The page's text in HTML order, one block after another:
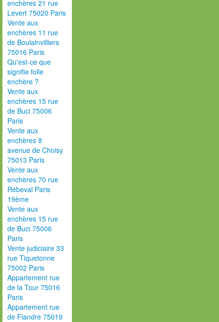
enchères 21 rue
Levert 75020 Paris
Vente aux
enchères 11 rue
de Boulainvilliers
75016 Paris
Qu'est-ce que
signifie folle
enchère ?
Vente aux
enchères 15 rue
de Buci 75006
Paris
Vente aux
enchères 8
avenue de Choisy
75013 Paris
Vente aux
enchères 70 rue
Rébeval Paris
19ème
Vente aux
enchères 15 rue
de Buci 75006
Paris
Vente judiciaire 33
rue Tiquetonne
75002 Paris
Appartement rue
de la Tour 75016
Paris
Appartement rue
de Flandre 75019